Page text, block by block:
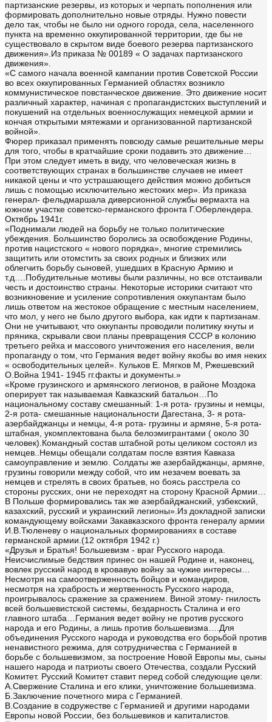
партизанские резервы, из которых и черпать пополнения или
формировать дополнительно новые отряды. Нужно повести
дело так, чтобы не было ни одного города, села, населенного
пункта на временно оккупированной территории, где бы не
существовало в скрытом виде боевого резерва партизанского
движения».Из приказа № 00189 « О задачах партизанского
движения».
«С самого начала военной кампании против Советской России
во всех оккупированных Германией областях возникло
коммунистическое повстанческое движение. Это движение носит
различный характер, начиная с пропагандистских выступлений и
покушений на отдельных военнослужащих немецкой армии и
кончая открытыми мятежами и организованной партизанской
войной».
Фюрер приказал применять повсюду самые решительные меры
для того, чтобы в кратчайшие сроки подавить это движение…
При этом следует иметь в виду, что человеческая жизнь в
соответствующих странах в большинстве случаев не имеет
никакой цены и что устрашающего действия можно добиться
лишь с помощью исключительно жестоких мер». Из приказа
генерал- фельдмаршала диверсионной службы вермахта на
южном участке советско-германского фронта Г.Оберлендера.
Октябрь 1941г.
«Поднимали людей на борьбу не только политические
убеждения. Большинство боролись за освобождение Родины,
против нацистского « нового порядка», многие стремились
защитить или отомстить за своих родных и близких или
облегчить борьбу сыновей, ушедших в Красную Армию и
т.д….Побудительные мотивы были различны, но все отстаивали
честь и достоинство страны. Некоторые историки считают что
возникновение и усиление сопротивления оккупантам было
лишь ответом на жестокое обращение с местным населением,
что мол, у него не было другого выбора, как идти к партизанам.
Они не учитывают, что оккупанты проводили политику кнуты и
пряника, скрывали свои планы превращения СССР в колонию
третьего рейха и массового уничтожения его населения, вели
пропаганду о том, что Германия ведет войну якобы во имя неких
« освободительных целей». Кульков Е. Мягков М, Ржешевский
О.Война 1941- 1945 гг.факты и документы.»
«Кроме грузинского и армянского легионов, в районе Моздока
оперирует так называемая Кавказский батальон…По
национальному составу смешанный: 1-я рота- грузины и немцы,
2-я рота- смешанные национальности Дагестана, 3- я рота-
азербайджанцы и немцы, 4-я рота- грузины и армяне, 5-я рота-
штабная, укомплектована была белоэмигрантами ( около 30
человек).Командный состав штабной роты целиком состоял из
немцев..Немцы обещали солдатам после взятия Кавказа
самоуправление и землю. Солдаты же азербайджанцы, армяне,
грузины говорили между собой, что им незачем воевать за
немцев и стрелять в своих братьев, но боясь расстрела со
стороны русских, они не переходят на сторону Красной Армии…
В Польше формировались так же азербайджанский, узбекский,
казахский, русский и украинский легионы».Из докладной записки
командующему войсками Закавказского фронта генералу армии
И.В.Тюленеву о национальных формированиях в составе
германской армии.(12 октября 1942 г.)
«Друзья и Братья! Большевизм - враг Русского народа.
Неисчислимые бедствия принес он нашей Родине и, наконец,
вовлек русский народ в кровавую войну за чужие интересы…
Несмотря на самоотверженность бойцов и командиров,
несмотря на храбрость и жертвенность Русского народа,
проигрывалось сражение за сражением. Виной этому- гнилость
всей большевистской системы, бездарность Сталина и его
главного штаба…Германия ведет войну не против русского
народа и его Родины, а лишь против большевизма….Для
объединения Русского народа и руководства его борьбой против
ненавистного режима, для сотрудничества с Германией в
борьбе с большевизмом, за построение Новой Европы мы, сыны
нашего народа и патриоты своего Отечества, создали Русский
Комитет. Русский Комитет ставит перед собой следующие цели:
А.Свержение Сталина и его клики, уничтожение большевизма.
Б.Заключение почетного мира с Германией.
В.Создание в содружестве с Германией и другими народами
Европы новой России, без большевиков и капиталистов.